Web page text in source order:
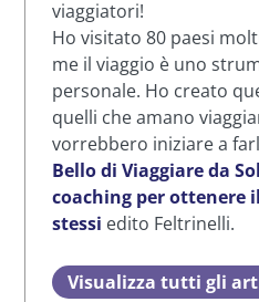
viaggiatori!
Ho visitato 80 paesi
me il viaggio è uno
personale. Ho creato
quelli che amano
vorrebbero iniziare a
Bello di Viaggiare da
coaching per ottenere
stessi edito Feltrinelli.
Visualizza tutti gli